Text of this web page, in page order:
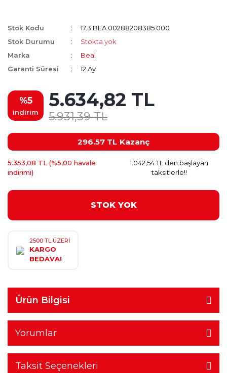
Stok Kodu
17.3.BEA.00288208385.000
Stok Durumu
Stokta yok
Marka
Beal
Garanti Süresi
12 Ay
%5
indirim
5.634,82 TL
5.931,39 TL
296.57 TL Kazanç
5.353,08 TL (%5,00 havale
indirimi)
1.042,54 TL den başlayan
taksitlerle!!
STOK YOK
2500 TL ÜZERİ
KARGO
BEDAVA!
Ürün Bilgisi
Yorumlar
Taksit Seçenekleri